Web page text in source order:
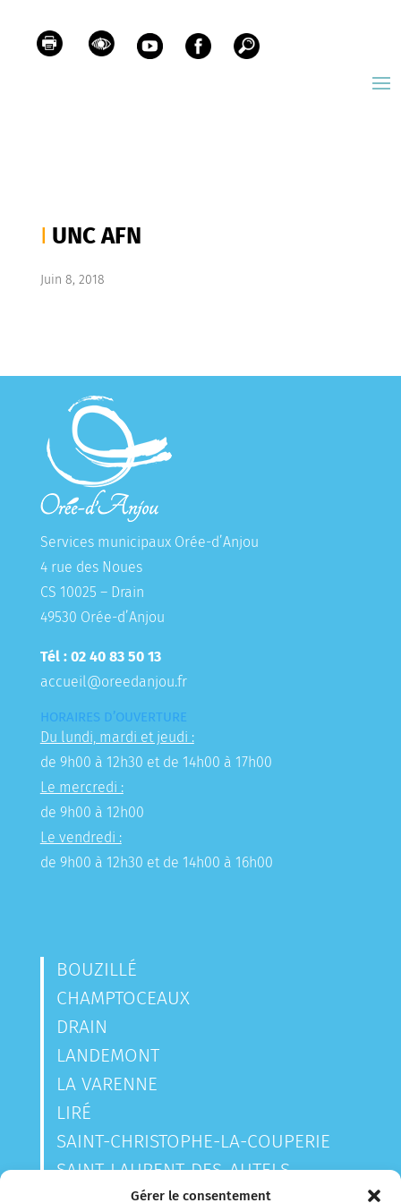
Gérer le consentement
UNC AFN
Juin 8, 2018
Services municipaux Orée-d’Anjou
4 rue des Noues
CS 10025 – Drain
49530 Orée-d’Anjou
Tél : 02 40 83 50 13
accueil@oreedanjou.fr
HORAIRES D’OUVERTURE
Du lundi, mardi et jeudi :
de 9h00 à 12h30 et de 14h00 à 17h00
Le mercredi :
de 9h00 à 12h00
Le vendredi :
de 9h00 à 12h30 et de 14h00 à 16h00
BOUZILLÉ
CHAMPTOCEAUX
DRAIN
LANDEMONT
LA VARENNE
LIRÉ
SAINT-CHRISTOPHE-LA-COUPERIE
SAINT-LAURENT-DES-AUTELS
SAINT-SAUVEUR-DE-LANDEMONT